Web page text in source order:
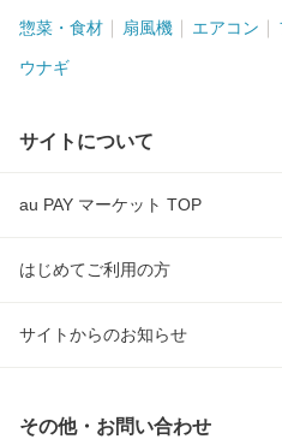
惣菜・食材 扇風機 エアコン
ウナギ
サイトについて
au PAY マーケット TOP
はじめてご利用の方
サイトからのお知らせ
その他・お問い合わせ